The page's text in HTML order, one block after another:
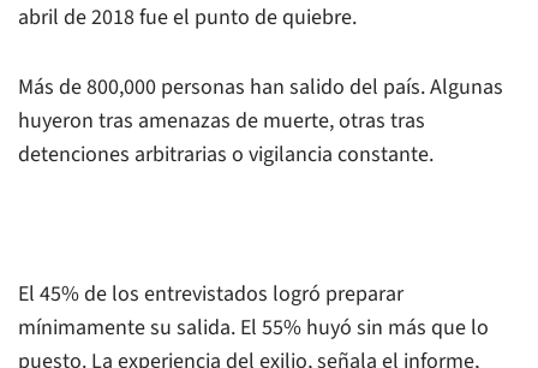
abril de 2018 fue el punto de quiebre.
Más de 800,000 personas han salido del país. Algunas
huyeron tras amenazas de muerte, otras tras
detenciones arbitrarias o vigilancia constante.
El 45% de los entrevistados logró preparar
mínimamente su salida. El 55% huyó sin más que lo
puesto. La experiencia del exilio, señala el informe,